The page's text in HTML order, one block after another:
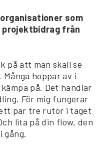
som
från
på att man skall se
hoppar av i
på. Det handlar
För mig fungerar
par tre rutor i taget
lita på din flow, den
gång.